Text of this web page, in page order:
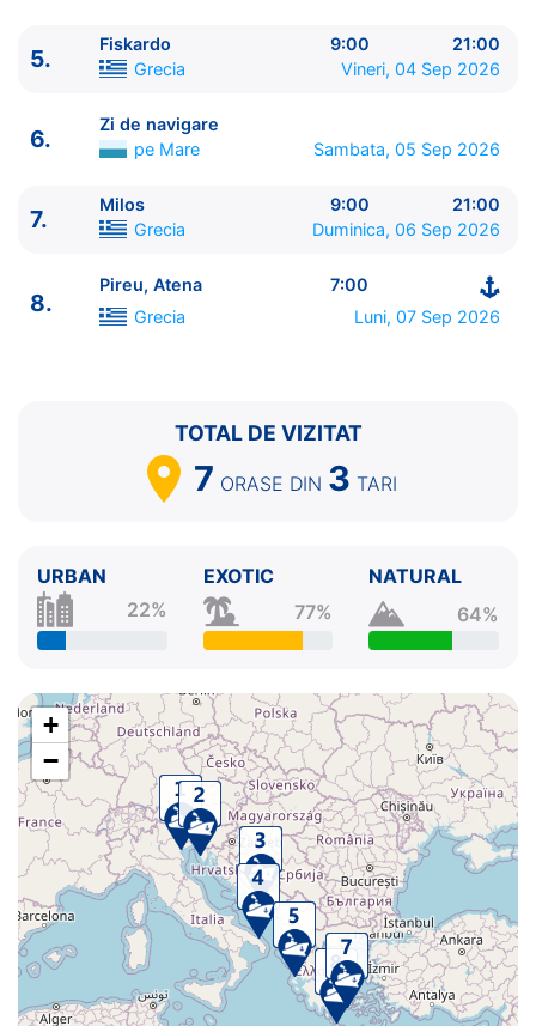
ITINERARIU
----------------------------------------
1. Fusina, Venetia Italia
⚓ - 18:00
Dubrovnik
12:00 - 23:00
4.
Brindisi Italia
6.
Zi de navigare pe Mare
0:00 - 0:00
7. Milos Grecia 9:00 - 21:00
5.
Fiskardo 9:00
21:00
Grecia
Vineri, 04 Sep 2026
6.
Zi de navigare
pe Mare
Sambata, 05 Sep 2026
7.
Milos 9:00
21:00
Grecia
Duminica, 06 Sep 2026
8.
Pireu, Atena
7:00
Grecia
Luni, 07 Sep 2026
TOTAL DE VIZITAT
7 ORASE DIN 3 TARI
URBAN
22%
EXOTIC
77%
NATURAL
64%
+
−